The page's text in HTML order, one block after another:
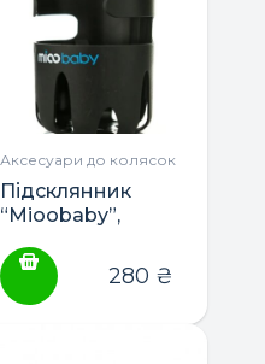
Аксесуари до колясок
Підсклянник
“Mioobaby”,
280 ₴